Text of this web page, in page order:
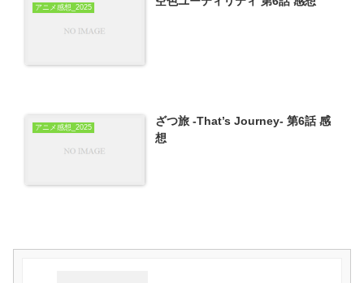
アニメ感想_2025
アニメ感想_2025
ざつ旅 -That’s Journey- 第6話 感
想